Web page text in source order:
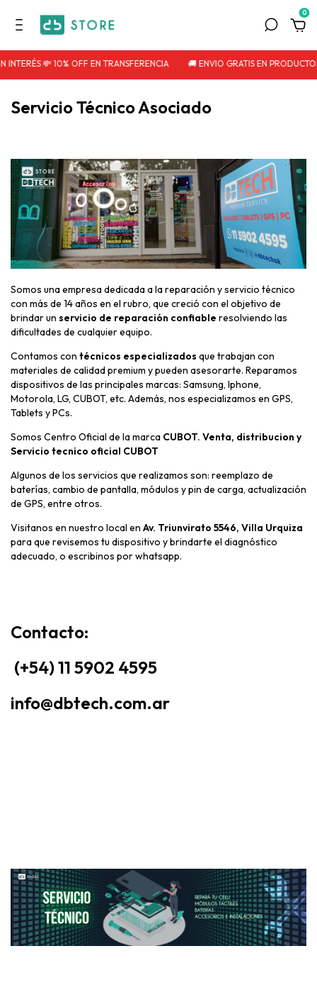
0
INTERÉS 💸 10% OFF EN TRANSFERENCIA 🚚 ENVIO GRATIS EN
Servicio Técnico Asociado
Somos una empresa dedicada a la reparación y servicio técnico
con más de 14 años en el rubro, que creció con el objetivo de
brindar un servicio de reparación confiable resolviendo las
dificultades de cualquier equipo.
Contamos con técnicos especializados que trabajan con
materiales de calidad premium y pueden asesorarte. Reparamos
dispositivos de las principales marcas: Samsung, Iphone,
Motorola, LG, CUBOT, etc. Además, nos especializamos en GPS,
Tablets y PCs.
Somos Centro Oficial de la marca CUBOT. Venta, distribucion y
Servicio tecnico oficial CUBOT
Algunos de los servicios que realizamos son: reemplazo de
baterías, cambio de pantalla, módulos y pin de carga, actualización
de GPS, entre otros.
Visitanos en nuestro local en Av. Triunvirato 5546, Villa Urquiza
para que revisemos tu dispositivo y brindarte el diagnóstico
adecuado, o escribinos por whatsapp.
Contacto:
(+54) 11 5902 4595
info@dbtech.com.ar